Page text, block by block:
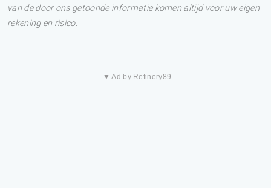
van de door ons getoonde informatie komen altijd voor uw eigen
rekening en risico.
▼ Ad by Refinery89